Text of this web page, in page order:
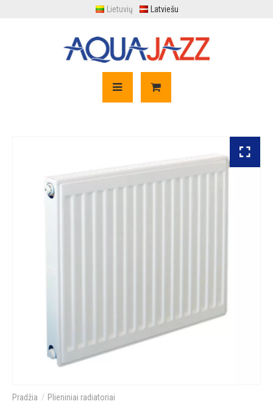
Lietuvių Latviešu
Plieniniai radiatoriai